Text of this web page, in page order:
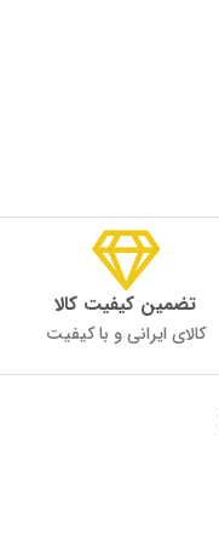
تضمین کیفیت کالا
کالای ایرانی و با کیفیت